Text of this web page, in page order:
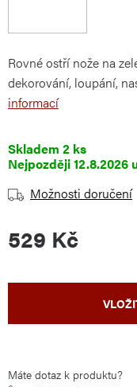
Rovné ostří nože na
dekorování, loupání,
informací
Skladem 2 ks
12.8.2026
Možnosti doručení
529 Kč
Máte dotaz k produktu?